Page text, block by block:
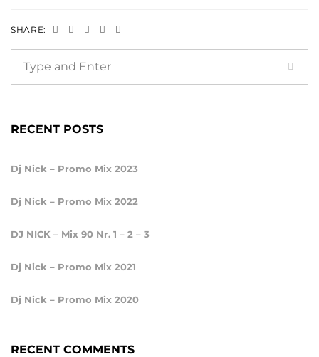
SHARE:
RECENT POSTS
Dj Nick – Promo Mix 2023
Dj Nick – Promo Mix 2022
DJ NICK – Mix 90 Nr. 1 – 2 – 3
Dj Nick – Promo Mix 2021
Dj Nick – Promo Mix 2020
RECENT COMMENTS